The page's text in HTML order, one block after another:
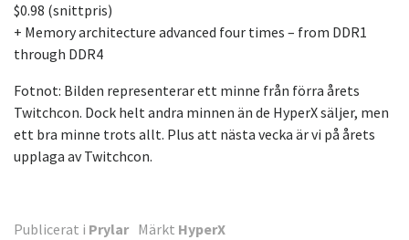
$0.98 (snittpris)
+ Memory architecture advanced four times – from DDR1
through DDR4
Fotnot: Bilden representerar ett minne från förra årets
Twitchcon. Dock helt andra minnen än de HyperX säljer, men
ett bra minne trots allt. Plus att nästa vecka är vi på årets
upplaga av Twitchcon.
Publicerat i Prylar Märkt HyperX